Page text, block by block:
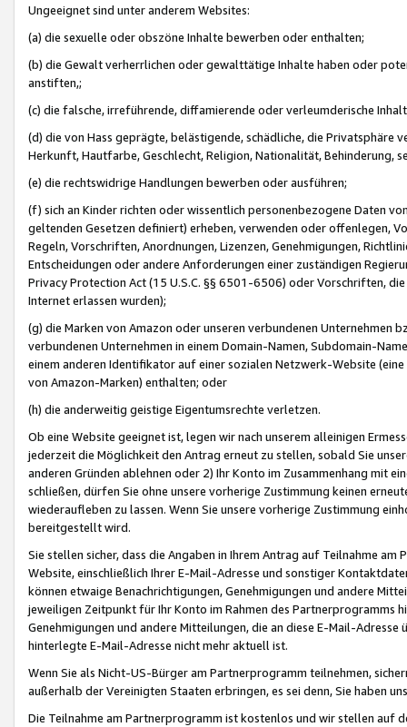
Ungeeignet sind unter anderem Websites:
(a) die sexuelle oder obszöne Inhalte bewerben oder enthalten;
(b) die Gewalt verherrlichen oder gewalttätige Inhalte haben oder
anstiften,;
(c) die falsche, irreführende, diffamierende oder verleumderische
(d) die von Hass geprägte, belästigende, schädliche, die Privatsphäre
Herkunft, Hautfarbe, Geschlecht, Religion, Nationalität, Behinderung,
(e) die rechtswidrige Handlungen bewerben oder ausführen;
(f) sich an Kinder richten oder wissentlich personenbezogene Daten
geltenden Gesetzen definiert) erheben, verwenden oder offenlegen,
Regeln, Vorschriften, Anordnungen, Lizenzen, Genehmigungen,
Entscheidungen oder andere Anforderungen einer zuständigen
Privacy Protection Act (15 U.S.C. §§ 6501-6506) oder Vorschriften,
Internet erlassen wurden);
(g) die Marken von Amazon oder unseren verbundenen Unternehmen
verbundenen Unternehmen in einem Domain-Namen, Subdomain-
einem anderen Identifikator auf einer sozialen Netzwerk-Website
von Amazon-Marken) enthalten; oder
(h) die anderweitig geistige Eigentumsrechte verletzen.
Ob eine Website geeignet ist, legen wir nach unserem alleinigen
jederzeit die Möglichkeit den Antrag erneut zu stellen, sobald Sie
anderen Gründen ablehnen oder 2) Ihr Konto im Zusammenhang mit
schließen, dürfen Sie ohne unsere vorherige Zustimmung keinen
wiederaufleben zu lassen. Wenn Sie unsere vorherige Zustimmung
bereitgestellt wird.
Sie stellen sicher, dass die Angaben in Ihrem Antrag auf Teilnahme
Website, einschließlich Ihrer E-Mail-Adresse und sonstiger
können etwaige Benachrichtigungen, Genehmigungen und andere
jeweiligen Zeitpunkt für Ihr Konto im Rahmen des Partnerprogramms
Genehmigungen und andere Mitteilungen, die an diese E-Mail-
hinterlegte E-Mail-Adresse nicht mehr aktuell ist.
Wenn Sie als Nicht-US-Bürger am Partnerprogramm teilnehmen,
außerhalb der Vereinigten Staaten erbringen, es sei denn, Sie haben
Die Teilnahme am Partnerprogramm ist kostenlos und wir stellen auf